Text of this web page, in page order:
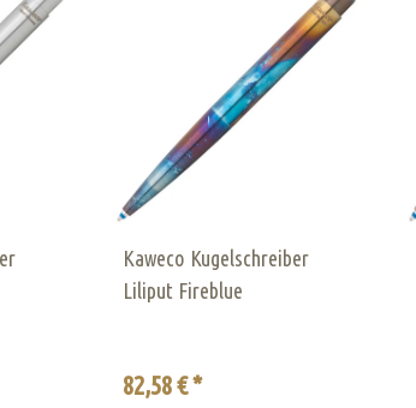
Kaweco Kugelschreiber
Liliput Fireblue
82,58 € *